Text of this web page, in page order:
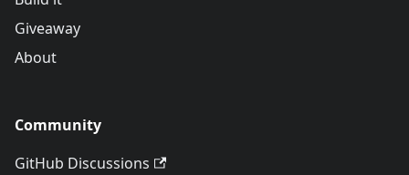
Giveaway
About
Community
GitHub Discussions